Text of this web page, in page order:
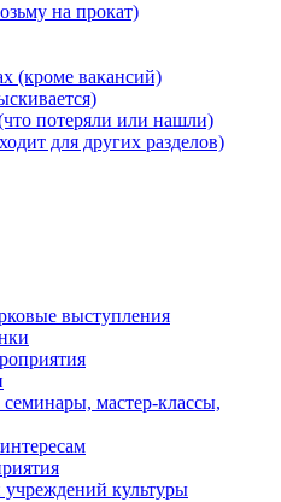
на прокат)
(кроме вакансий)
потеряли или нашли)
для других разделов)
выступления
мастер-классы,
культуры